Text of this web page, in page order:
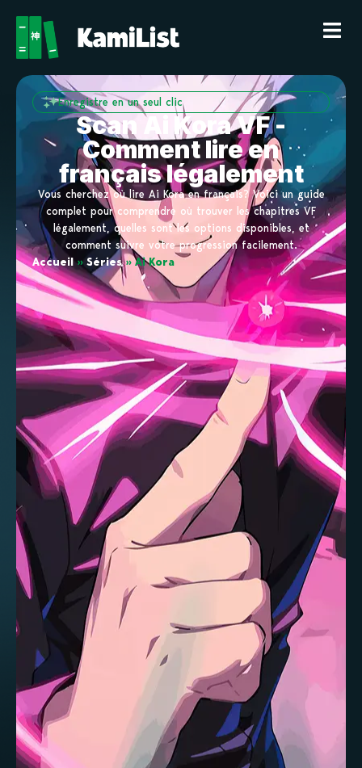
Enregistre en un seul clic
Scan Ai Kora VF -
Comment lire en
français légalement
Vous cherchez où lire Ai Kora en français? Voici un guide
complet pour comprendre où trouver les chapitres VF
légalement, quelles sont les options disponibles, et
comment suivre votre progression facilement.
Accueil»Séries»Ai Kora